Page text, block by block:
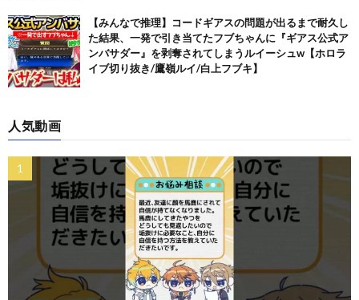
【みんなで推理】コードギアスの問題が出るまで耐久し
た結果、一発で引き当てたフブちゃんに『ギアス公式ア
ンバサダー』を剥奪されてしまうルイーシュw【ホロラ
イブ切り抜き/鷹嶺ルイ/白上フブキ】
人気動画